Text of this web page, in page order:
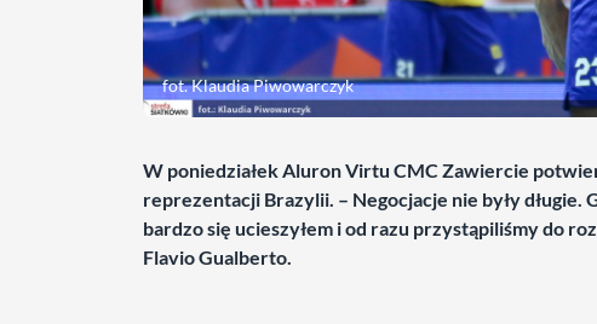
fot. Klaudia Piwowarczyk
W poniedziałek Aluron Virtu CMC Zawiercie
reprezentacji Brazylii. – Negocjacje nie były
bardzo się ucieszyłem i od razu przystąpiliśmy do
Flavio Gualberto.